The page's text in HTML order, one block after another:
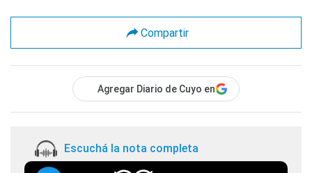
Compartir
Agregar Diario de Cuyo en
Escuchá la nota completa